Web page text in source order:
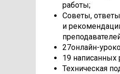
работы;
Советы,
и
27онлайн-
19 написанных
Техническая